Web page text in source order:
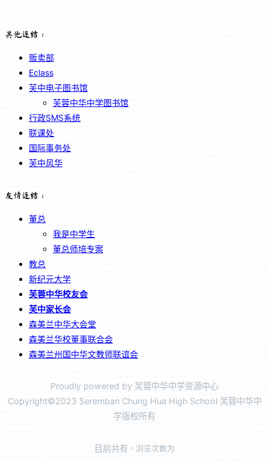
其他连结：
贩卖部
Eclass
芙中电子图书馆
芙蓉中华中学图书馆
行政SMS系统
联课处
国际事务处
芙中风华
友情连结：
董总
我是中学生
董总师培专案
教总
新纪元大学
芙蓉中华校友会
芙中家长会
森美兰中华大会堂
森美兰华校董事联合会
森美兰州国中华文教师联谊会
Proudly powered by 芙蓉中华中学资源中心
Copyright©2023 Seremban Chung Hua High School 芙蓉中华中
学版权所有
目前共有 ，浏览次数为